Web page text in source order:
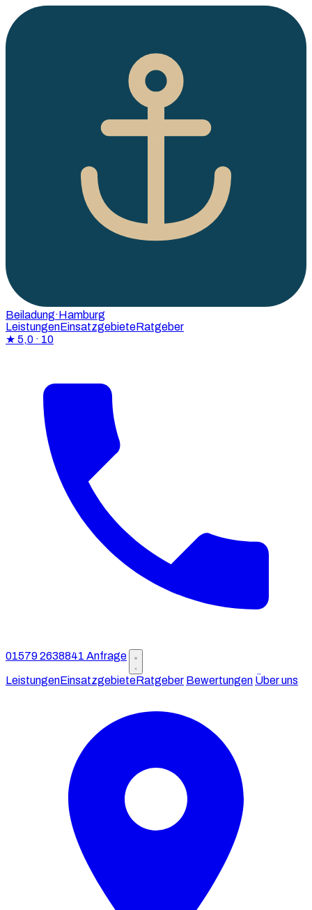
Beiladung·Hamburg
LeistungenEinsatzgebieteRatgeber
★ 5,0 · 10
01579 2638841 Anfrage
LeistungenEinsatzgebieteRatgeber Bewertungen Über uns